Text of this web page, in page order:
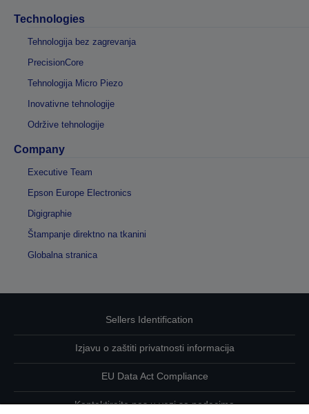
Technologies
Tehnologija bez zagrevanja
PrecisionCore
Tehnologija Micro Piezo
Inovativne tehnologije
Održive tehnologije
Company
Executive Team
Epson Europe Electronics
Digigraphie
Štampanje direktno na tkanini
Globalna stranica
Sellers Identification
Izjavu o zaštiti privatnosti informacija
EU Data Act Compliance
Kontaktirajte nas u vezi sa podacima